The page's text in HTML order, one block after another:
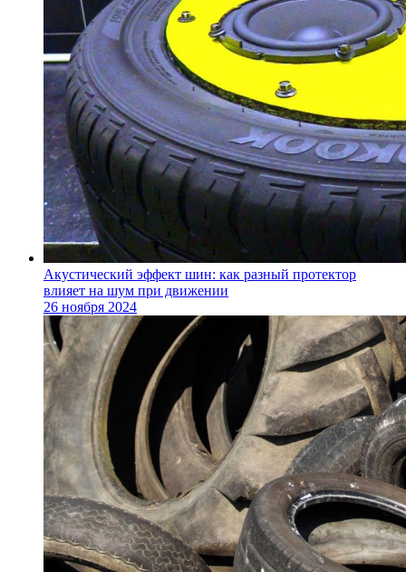
Акустический эффект шин: как разный протектор
влияет на шум при движении
26 ноября 2024